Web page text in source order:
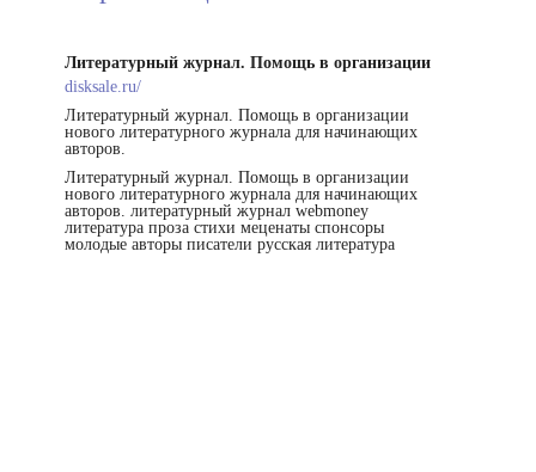
Литературный журнал. Помощь в организации
disksale.ru/
Литературный журнал. Помощь в организации
нового литературного журнала для начинающих
авторов.
Литературный журнал. Помощь в организации
нового литературного журнала для начинающих
авторов. литературный журнал webmoney
литература проза стихи меценаты спонсоры
молодые авторы писатели русская литература